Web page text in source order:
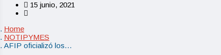
15 junio, 2021
Home
NOTIPYMES
AFIP oficializó los…